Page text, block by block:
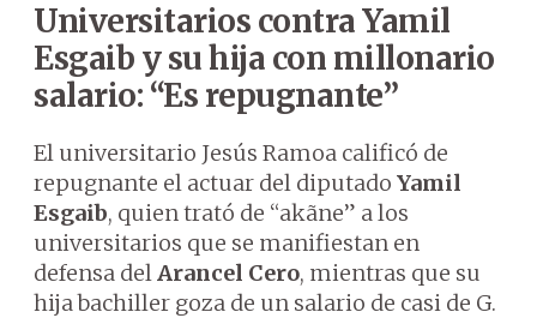
Universitarios contra Yamil
Esgaib y su hija con millonario
salario: “Es repugnante”
El universitario Jesús Ramoa calificó de
repugnante el actuar del diputado Yamil
Esgaib, quien trató de “akãne” a los
universitarios que se manifiestan en
defensa delArancel Cero, mientras que su
hija bachiller goza de un salario de casi de G.